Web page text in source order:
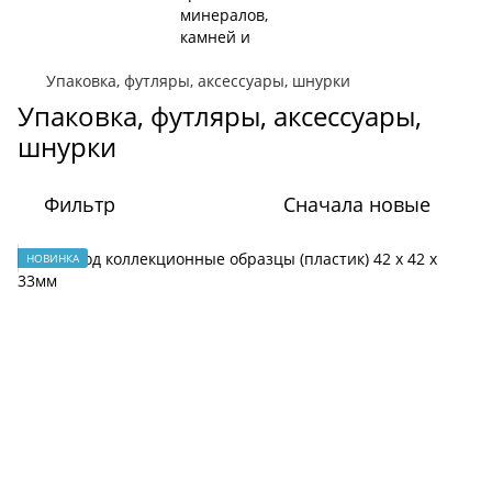
Упаковка, футляры, аксессуары, шнурки
Упаковка, футляры, аксессуары,
шнурки
Фильтр Сначала новые
НОВИНКА